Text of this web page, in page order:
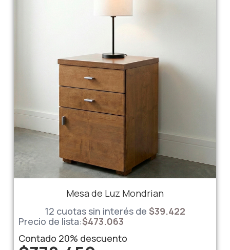
Mesa de Luz Mondrian
12 cuotas sin interés de $39.422
Precio de lista:$473.063
Contado 20% descuento